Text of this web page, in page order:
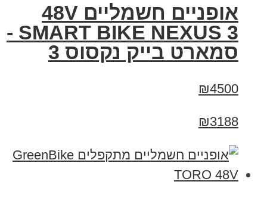
אופניים חשמליים 48V
SMART BIKE NEXUS 3 -
סמארט בייק נקסוס 3
₪4500
₪3188